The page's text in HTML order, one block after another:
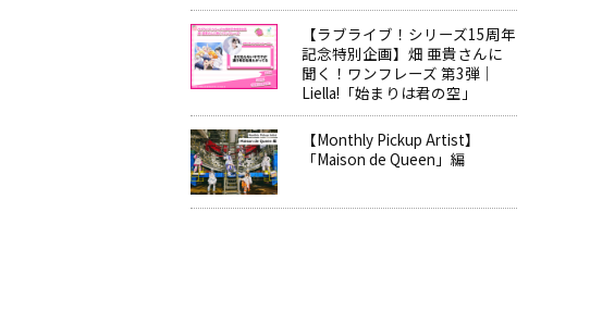
【ラブライブ！シリーズ15周年
記念特別企画】畑 亜貴さんに
聞く！ワンフレーズ 第3弾｜
Liella!「始まりは君の空」
【Monthly Pickup Artist】
「Maison de Queen」編